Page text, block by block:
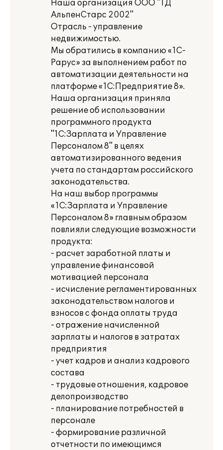
Наша организация ООО "ТД
АльпенСтарс 2002"
Отрасль - управление
недвижимостью.
Мы обратились в компанию «1С-
Рарус» за выполнением работ по
автоматизации деятельности на
платформе «1С:Предприятие 8».
Наша организация приняла
решение об использовании
программного продукта
"1С:Зарплата и Управление
Персоналом 8" в целях
автоматизированного ведения
учета по стандартам российского
законодательства.
На наш выбор программы
«1С:Зарплата и Управление
Персоналом 8» главным образом
повлияли следующие возможности
продукта:
- расчет заработной платы и
управление финансовой
мотивацией персонала
- исчисление регламентированных
законодательством налогов и
взносов с фонда оплаты труда
- отражение начисленной
зарплаты и налогов в затратах
предприятия
- учет кадров и анализ кадрового
состава
- трудовые отношения, кадровое
делопроизводство
- планирование потребностей в
персонале
- формирование различной
отчетности по имеющимся